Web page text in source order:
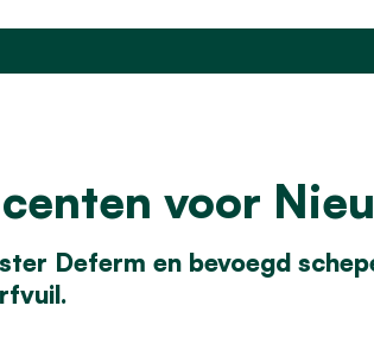
voor
Deferm en bevoegd